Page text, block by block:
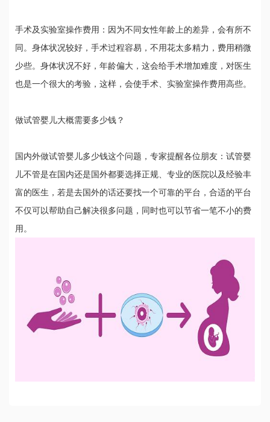
手术及实验室操作费用：因为不同女性年龄上的差异，会有所不
同。身体状况较好，手术过程容易，不用花太多精力，费用稍微
少些。身体状况不好，年龄偏大，这会给手术增加难度，对医生
也是一个很大的考验，这样，会使手术、实验室操作费用高些。
做试管婴儿大概需要多少钱？
国内外做试管婴儿多少钱这个问题，专家提醒各位朋友：试管婴
儿不管是在国内还是国外都要选择正规、专业的医院以及经验丰
富的医生，若是去国外的话还要找一个可靠的平台，合适的平台
不仅可以帮助自己解决很多问题，同时也可以节省一笔不小的费
用。